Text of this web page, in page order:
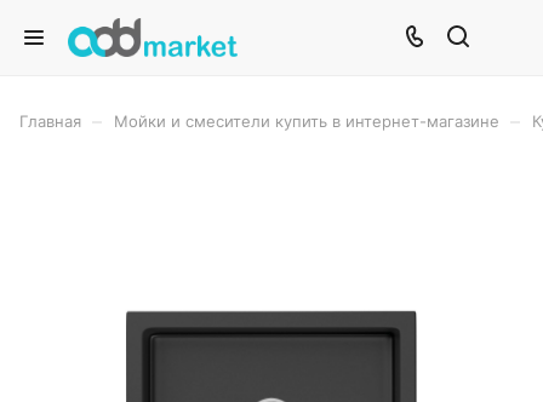
Главная Мойки и смесители купить в интернет-магазине